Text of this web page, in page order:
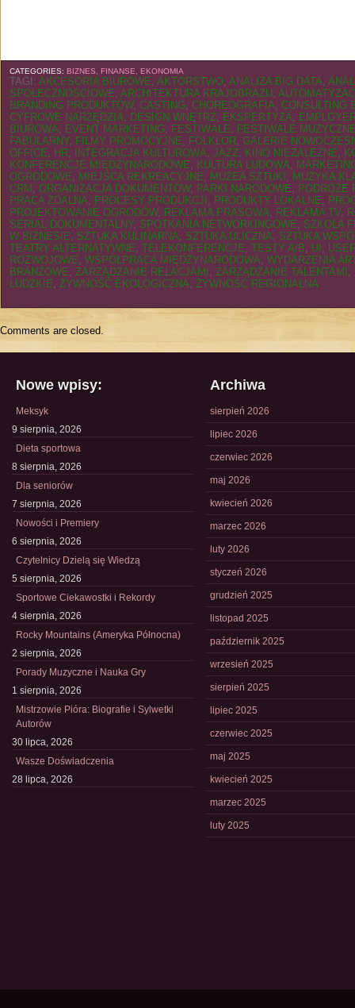
CATEGORIES: BIZNES, FINANSE, EKONOMIA
TAGI: AKCESORIA BIUROWE, AKTORSTWO, ANALIZA BIG DATA,
SPOŁECZNOŚCIOWE, ARCHITEKTURA KRAJOBRAZU,
BRANDING PRODUKTÓW, CASTING, CHOREOGRAFIA, CONSULTING
CYFROWE NARZĘDZIA, DESIGN WNĘTRZ, EKSPERTYZA,
BIUROWA, EVENT MARKETING, FESTIWALE, FESTIWALE
FABULARNY, FILMY PROMOCYJNE, FOLKLOR, GALERIE
OFFICE, HR, INTEGRACJA KULTUROWA, JAZZ, KINO NIEZALEŻNE,
KONFERENCJE MIĘDZYNARODOWE, KULTURA LUDOWA,
OGRODOWE, MIEJSCA REKREACYJNE, MUZEA SZTUKI , MUZYKA
CRM , ORGANIZACJA DOKUMENTÓW, PARKI NARODOWE, PODRÓŻE
PRACA ZDALNA, PROCESY PRODUKCJI , PRODUKTY LOKALNE,
PROJEKTOWANIE OGRODÓW, REKLAMA PRASOWA, REKLAMA TV,
SERIAL DOKUMENTALNY, SPOTKANIA NETWORKINGOWE, SZKOŁA
W BIZNESIE, SZTUKA KULINARNA, SZTUKA ULICZNA, SZTUKA
TEATRY ALTERNATYWNE, TELEKONFERENCJE, TESTY A/B, UI ,
ROZWOJOWE, WSPÓŁPRACA MIĘDZYNARODOWA, WYDARZENIA
BRANŻOWE, ZARZĄDZANIE RELACJAMI , ZARZĄDZANIE TALENTAMI ,
LUDZKIE, ŻYWNOŚĆ EKOLOGICZNA, ŻYWNOŚĆ REGIONALNA
Comments are closed.
Nowe wpisy:
Meksyk
9 sierpnia, 2026
Dieta sportowa
8 sierpnia, 2026
Dla seniorów
7 sierpnia, 2026
Nowości i Premiery
6 sierpnia, 2026
Czytelnicy Dzielą się Wiedzą
5 sierpnia, 2026
Sportowe Ciekawostki i Rekordy
4 sierpnia, 2026
Rocky Mountains (Ameryka Północna)
2 sierpnia, 2026
Porady Muzyczne i Nauka Gry
1 sierpnia, 2026
Mistrzowie Pióra: Biografie i Sylwetki
Autorów
30 lipca, 2026
Wasze Doświadczenia
28 lipca, 2026
Archiwa
sierpień 2026
lipiec 2026
czerwiec 2026
maj 2026
kwiecień 2026
marzec 2026
luty 2026
styczeń 2026
grudzień 2025
listopad 2025
październik 2025
wrzesień 2025
sierpień 2025
lipiec 2025
czerwiec 2025
maj 2025
kwiecień 2025
marzec 2025
luty 2025